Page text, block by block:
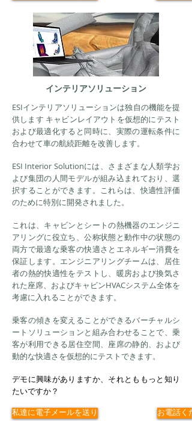
インテリアソリューション
ESIインテリアソリューションは独自の機能を提
供します キャビンレイアウトを仮想的にテスト
および最適化すると同時に、実際の運転条件に
合わせて車の航続距離を改善します。
ESI Interior Solutionには、さまざまな人類学お
よび集団の人間モデルが組み込まれており、選
択することができます。これらは、快適性評価
のために特別に開発されました。
これは、キャビンとシートの熱機器のエンジニ
アリングに役立ち、公称状態と動作中の状態の
両方で最適な乗客の快適さとエネルギー消費を
保証します。エンジニアリングチームは、居住
者の熱的快適性をテストし、暖房および換気さ
れた座席、およびキャビンHVACシステム全体を
考慮に入れることができます。
乗客の傾きを変えることができるバーチャルシ
ートソリューションと組み合わせることで、乗
客が利用できる居住空間、座席の静的、および
動的な快適さを仮想的にテストできます。
デモに興味がありますか、それとももっと知り
たいですか？
私達に電子メールを送り お電話く